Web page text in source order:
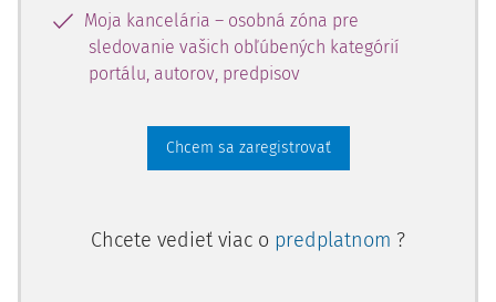
Moja kancelária – osobná zóna pre
sledovanie vašich obľúbených kategórií
portálu, autorov, predpisov
Chcem sa zaregistrovať
Chcete vedieť viac o predplatnom ?